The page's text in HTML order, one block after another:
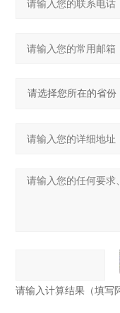
请输入计算结果（填写